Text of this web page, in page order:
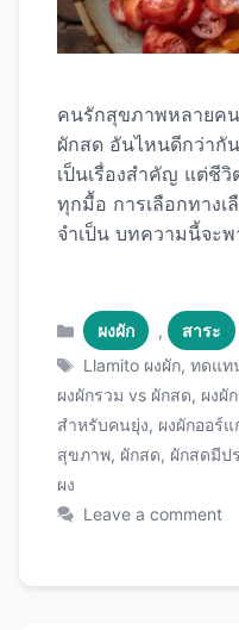
คนรักสุขภาพหลายคน
ผักสด อันไหนดีกว่ากั
เป็นเรื่องสำคัญ แต่ชีวิ
ทุกมื้อ การเลือกทางเ
จำเป็น บทความนี้จะ
อาหารที่ผลิตจากผักแ
ผ่านกระบวนการอย่า
การทำแห้งแบบแช่เยื
นั้นนำมาบดเป็นผงละ
ได้มากที่สุด ผงผักร
ด้วย: หากคุณกำลังม
ผลิตภัณฑ์จาก
ผักสดเป็นแหล่งสารอ
Categories
ผงผัก ,
สาระ
Tags
Llamito ผงผัก,ทดแท
ผงผักรวม vs ผักสด, ผงผั
สำหรับคนยุ่ง, ผงผักออร์
สุขภาพ, ผักสด, ผักสดมีป
ผง
Leave a comment